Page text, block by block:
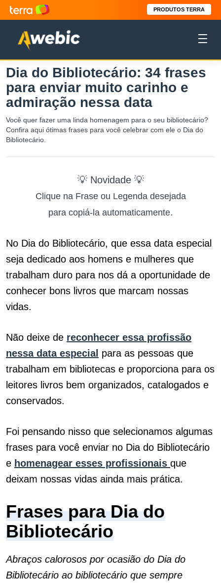
PRODUTOS TERRA
Dia do Bibliotecário: 34 frases
para enviar muito carinho e
admiração nessa data
Você quer fazer uma linda homenagem para o seu bibliotecário?
Confira aqui ótimas frases para você celebrar com ele o Dia do
Bibliotecário.
💡 Novidade 💡
Clique na Frase ou Legenda desejada
para copiá-la automaticamente.
No Dia do Bibliotecário, que essa data especial
seja dedicado aos homens e mulheres que
trabalham duro para nos dá a oportunidade de
conhecer bons livros que marcam nossas
vidas.
Não deixe de reconhecer essa profissão
nessa data especial para as pessoas que
trabalham em bibliotecas e proporciona para os
leitores livros bem organizados, catalogados e
conservados.
Foi pensando nisso que selecionamos algumas
frases para você enviar no Dia do Bibliotecário
e homenagear esses profissionais que
deixam nossas vidas ainda mais prática.
Frases para Dia do
Bibliotecário
Abraços calorosos por ocasião do Dia do
Bibliotecário ao bibliotecário que sempre